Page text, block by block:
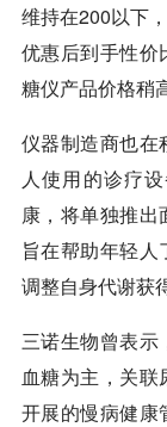
维持在200以下
优惠后到手性价
糖仪产品价格稍
仪器制造商也在
人使用的诊疗
康，将单独推出
旨在帮助年轻
调整自身代谢获
三诺生物曾表示
血糖为主，关
开展的慢病健康